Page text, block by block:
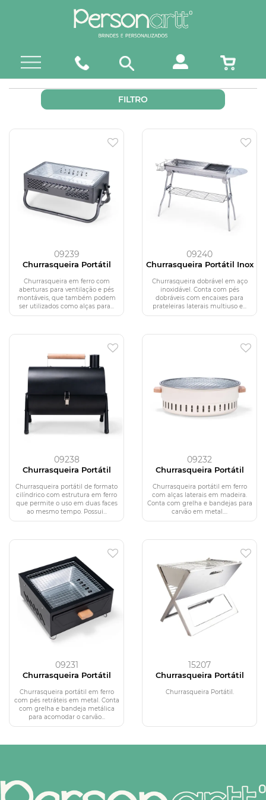
FILTRO
09239
Churrasqueira Portátil
Churrasqueira em ferro com
aberturas para ventilação e pés
montáveis, que também podem
ser utilizados como alças para...
09240
Churrasqueira Portátil Inox
Churrasqueira dobrável em aço
inoxidável. Conta com pés
dobráveis com encaixes para
prateleiras laterais multiuso e...
09238
Churrasqueira Portátil
Churrasqueira portátil de formato
cilíndrico com estrutura em ferro
que permite o uso em duas faces
ao mesmo tempo. Possui...
09232
Churrasqueira Portátil
Churrasqueira portátil em ferro
com alças laterais em madeira.
Conta com grelha e bandejas para
carvão em metal....
09231
Churrasqueira Portátil
Churrasqueira portátil em ferro
com pés retráteis em metal. Conta
com grelha e bandeja metálica
para acomodar o carvão...
15207
Churrasqueira Portátil
Churrasqueira Portátil.